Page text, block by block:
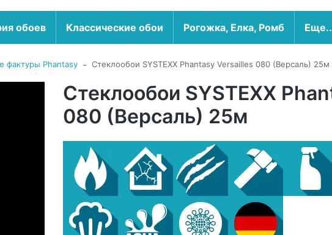
обоев Классические обои Рогожка, Елка, Ромб
фактуры Phantasy - Стеклообои SYSTEXX Phantasy Versailles 080 (Версаль) 25м
Стеклообои SYSTEXX
080 (Версаль) 25м